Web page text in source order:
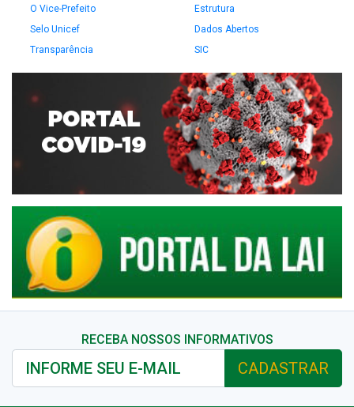
O Vice-Prefeito
Estrutura
Selo Unicef
Dados Abertos
Transparência
SIC
RECEBA NOSSOS INFORMATIVOS
CADASTRAR